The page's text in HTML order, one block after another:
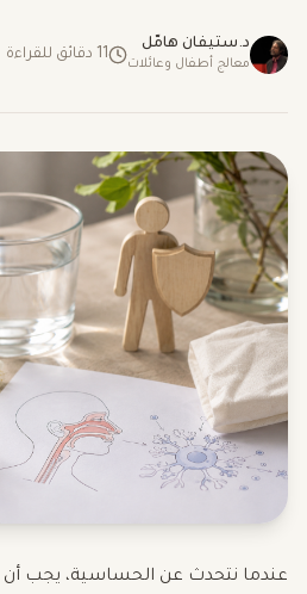
د.ستيفان هامّل
معالج أطفال وعائلات
11 دقائق للقراءة
عندما نتحدث عن الحساسية، يجب أن